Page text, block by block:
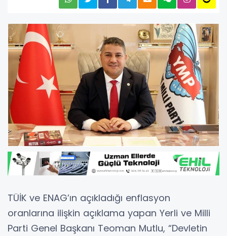
TÜİK ve ENAG’ın açıkladığı enflasyon
oranlarına ilişkin açıklama yapan Yerli ve Milli
Parti Genel Başkanı Teoman Mutlu, “Devletin